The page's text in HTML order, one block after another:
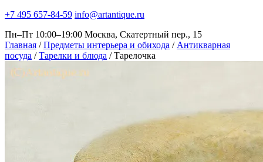
+7 495 657-84-59 info@artantique.ru
Пн–Пт 10:00–19:00 Москва, Скатертный пер., 15
Главная / Предметы интерьера и обихода / Антикварная
посуда / Тарелки и блюда / Тарелочка